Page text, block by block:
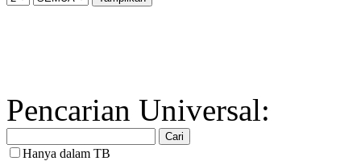
Pencarian Universal:
Hanya dalam TB